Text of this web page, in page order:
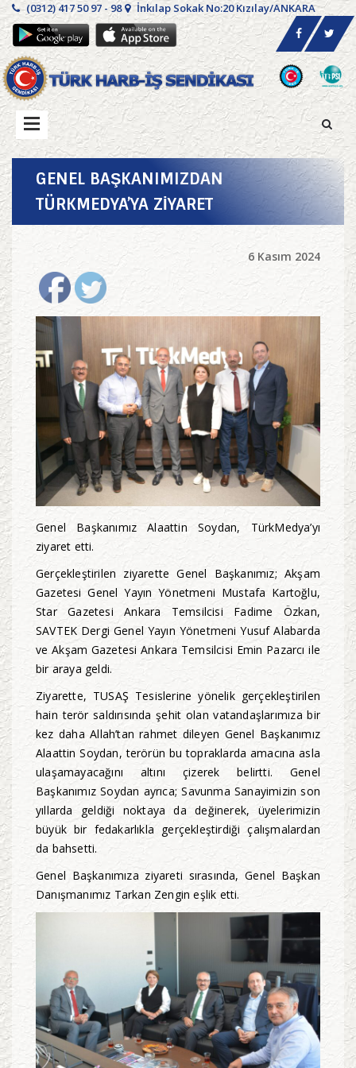
(0312) 417 50 97 - 98 İnkılap Sokak No:20 Kızılay/ANKARA
GENEL BAŞKANIMIZDAN
TÜRKMEDYA’YA ZİYARET
6 Kasım 2024
Genel Başkanımız Alaattin Soydan, TürkMedya’yı
ziyaret etti.
Gerçekleştirilen ziyarette Genel Başkanımız; Akşam
Gazetesi Genel Yayın Yönetmeni Mustafa Kartoğlu,
Star Gazetesi Ankara Temsilcisi Fadime Özkan,
SAVTEK Dergi Genel Yayın Yönetmeni Yusuf Alabarda
ve Akşam Gazetesi Ankara Temsilcisi Emin Pazarcı ile
bir araya geldi.
Ziyarette, TUSAŞ Tesislerine yönelik gerçekleştirilen
hain terör saldırısında şehit olan vatandaşlarımıza bir
kez daha Allah’tan rahmet dileyen Genel Başkanımız
Alaattin Soydan, terörün bu topraklarda amacına asla
ulaşamayacağını altını çizerek belirtti. Genel
Başkanımız Soydan ayrıca; Savunma Sanayimizin son
yıllarda geldiği noktaya da değinerek, üyelerimizin
büyük bir fedakarlıkla gerçekleştirdiği çalışmalardan
da bahsetti.
Genel Başkanımıza ziyareti sırasında, Genel Başkan
Danışmanımız Tarkan Zengin eşlik etti.